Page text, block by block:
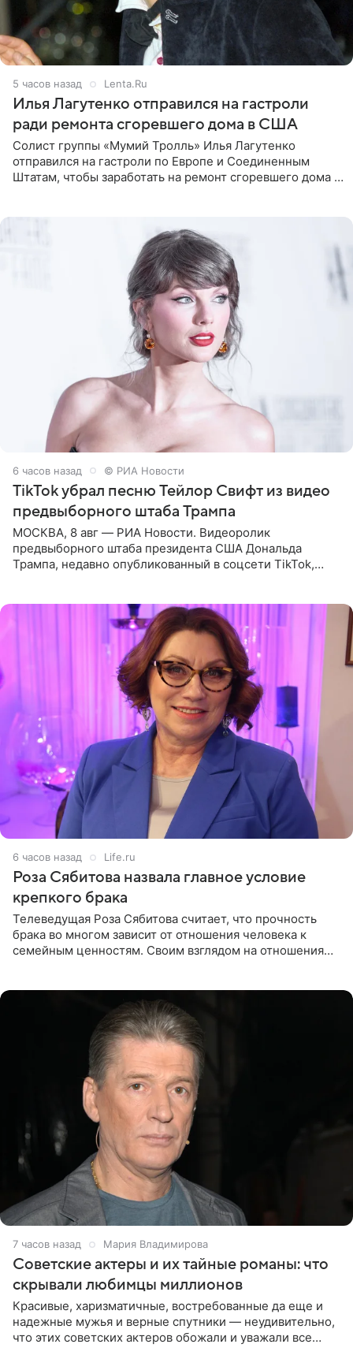
5 часов назад Lenta.Ru
Илья Лагутенко отправился на гастроли
ради ремонта сгоревшего дома в США
Солист группы «Мумий Тролль» Илья Лагутенко
отправился на гастроли по Европе и Соединенным
Штатам, чтобы заработать на ремонт сгоревшего дома в
6 часов назад © РИА Новости
TikTok убрал песню Тейлор Свифт из видео
предвыборного штаба Трампа
МОСКВА, 8 авг — РИА Новости. Видеоролик
предвыборного штаба президента США Дональда
Трампа, недавно опубликованный в соцсети TikTok,
6 часов назад Life.ru
Роза Сябитова назвала главное условие
крепкого брака
Телеведущая Роза Сябитова считает, что прочность
брака во многом зависит от отношения человека к
семейным ценностям. Своим взглядом на отношения
7 часов назад Мария Владимирова
Советские актеры и их тайные романы: что
скрывали любимцы миллионов
Красивые, харизматичные, востребованные да еще и
надежные мужья и верные спутники — неудивительно,
что этих советских актеров обожали и уважали все